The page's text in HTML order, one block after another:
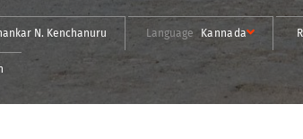
N. Kenchanuru Language Kannada